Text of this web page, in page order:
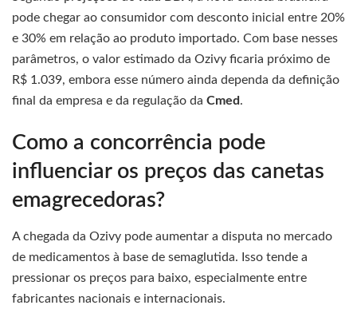
pode chegar ao consumidor com desconto inicial entre 20%
e 30% em relação ao produto importado. Com base nesses
parâmetros, o valor estimado da Ozivy ficaria próximo de
R$ 1.039, embora esse número ainda dependa da definição
final da empresa e da regulação da Cmed.
Como a concorrência pode
influenciar os preços das canetas
emagrecedoras?
A chegada da Ozivy pode aumentar a disputa no mercado
de medicamentos à base de semaglutida. Isso tende a
pressionar os preços para baixo, especialmente entre
fabricantes nacionais e internacionais.